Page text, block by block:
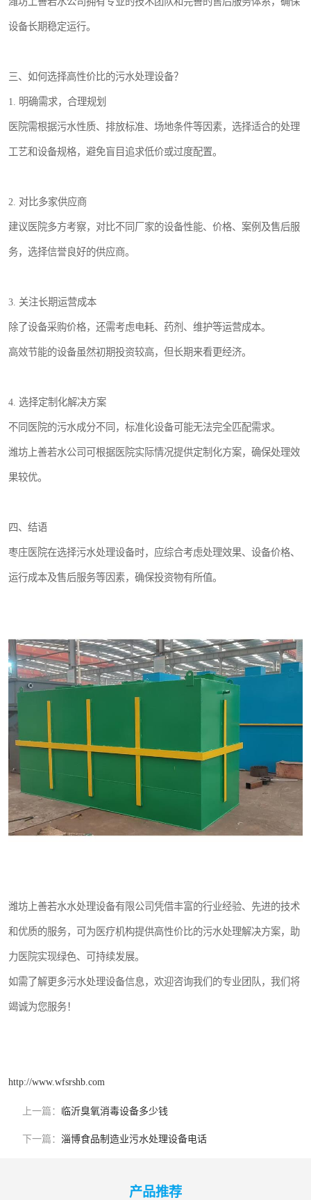
设备长期稳定运行。
三、如何选择高性价比的污水处理设备？
1. 明确需求，合理规划
医院需根据污水性质、排放标准、场地条件等因素，选择适合的处理
工艺和设备规格，避免盲目追求低价或过度配置。
2. 对比多家供应商
建议医院多方考察，对比不同厂家的设备性能、价格、案例及售后服
务，选择信誉良好的供应商。
3. 关注长期运营成本
除了设备采购价格，还需考虑电耗、药剂、维护等运营成本。
高效节能的设备虽然初期投资较高，但长期来看更经济。
4. 选择定制化解决方案
不同医院的污水成分不同，标准化设备可能无法完全匹配需求。
潍坊上善若水公司可根据医院实际情况提供定制化方案，确保处理效
果较优。
四、结语
枣庄医院在选择污水处理设备时，应综合考虑处理效果、设备价格、
运行成本及售后服务等因素，确保投资物有所值。
潍坊上善若水水处理设备有限公司凭借丰富的行业经验、先进的技术
和优质的服务，可为医疗机构提供高性价比的污水处理解决方案，助
力医院实现绿色、可持续发展。
如需了解更多污水处理设备信息，欢迎咨询我们的专业团队，我们将
竭诚为您服务！
http://www.wfsrshb.com
上一篇： 临沂臭氧消毒设备多少钱
下一篇： 淄博食品制造业污水处理设备电话
产品推荐